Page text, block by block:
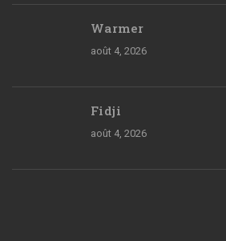
Warmer
août 4, 2026
Fidji
août 4, 2026